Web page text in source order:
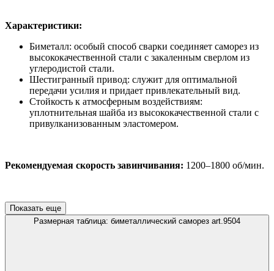
Характеристики:
Биметалл: особый способ сварки соединяет саморез из
высококачественной стали с закаленным сверлом из
углеродистой стали.
Шестигранный привод: служит для оптимальной
передачи усилия и придает привлекательный вид.
Стойкость к атмосферным воздействиям:
уплотнительная шайба из высококачественной стали с
привулканизованным эластомером.
Рекомендуемая скорость завинчивания: 1200–1800 об/мин.
Показать еще
Размерная таблица: биметаллический саморез art.9504